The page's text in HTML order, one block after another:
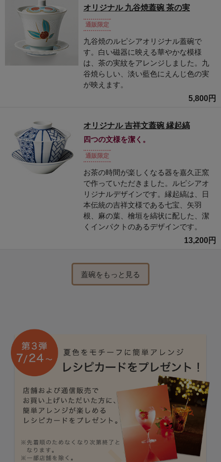
オリジナル 九谷焼蓋碗 茶の実
通販限定
九谷焼のルピシアオリジナル蓋碗で
す。白い磁器に映える華やかな模様
は、茶の実紋をアレンジしました。九
谷焼らしい、淡い藍色にえんじ色の実
が映えます。
5,800円
オリジナル 吉祥文蓋碗 縁起縞
四つの文様を潔く。
通販限定
お茶の時間が楽しくなる器を嘉久正窯
で作っていただきました。ルピシアオ
リジナルデザインです。縁起縞は、日
本伝統の吉祥文様である七宝、矢羽
根、麻の葉、檜垣を縞状に配した、潔
くインパクトのあるデザインです。
13,200円
蓋碗をもっと見る